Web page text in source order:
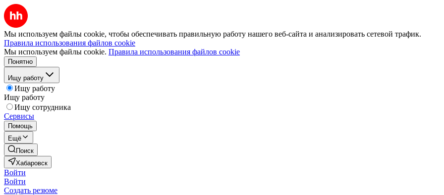
Мы используем файлы cookie, чтобы обеспечивать правильную работу нашего веб-сайта и анализировать сетевой трафик.
Правила использования файлов cookie
Мы используем файлы cookie. Правила использования файлов cookie
Понятно
Ищу работу
Ищу работу
Ищу работу
Ищу сотрудника
Сервисы
Помощь
Ещё
Поиск
Хабаровск
Войти
Войти
Создать резюме